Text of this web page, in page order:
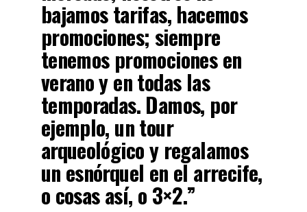
bajamos tarifas, hacemos
promociones; siempre
tenemos promociones en
verano y en todas las
temporadas. Damos, por
ejemplo, un tour
arqueológico y regalamos
un esnórquel en el arrecife,
o cosas así, o 3×2.”